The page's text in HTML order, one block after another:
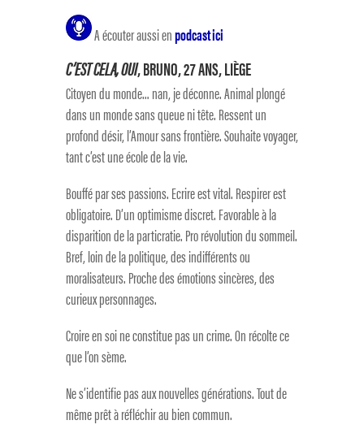
A écouter aussi enpodcast ici
C’EST CELA, OUI, BRUNO, 27 ANS, LIÈGE
Citoyen du monde… nan, je déconne. Animal plongé
dans un monde sans queue ni tête. Ressent un
profond désir, l’Amour sans frontière. Souhaite voyager,
tant c’est une école de la vie.
Bouffé par ses passions. Ecrire est vital. Respirer est
obligatoire. D’un optimisme discret. Favorable à la
disparition de la particratie. Pro révolution du sommeil.
Bref, loin de la politique, des indifférents ou
moralisateurs. Proche des émotions sincères, des
curieux personnages.
Croire en soi ne constitue pas un crime. On récolte ce
que l’on sème.
Ne s’identifie pas aux nouvelles générations. Tout de
même prêt à réfléchir au bien commun.